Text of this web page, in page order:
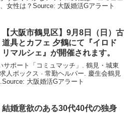
女性は？Source: 大阪婚活Gアラート
【大阪市鶴見区】9月8日（日）古
道具とカフェ 夕鶴にて『イロド
リマルシェ』が開催されます。
サポート「コミュマッチ」. 鶴見・城東
人ボックス · 常勤ヘルパー. 慶生会鶴見
大阪婚活Gアラート
結婚意欲のある30代40代の独身